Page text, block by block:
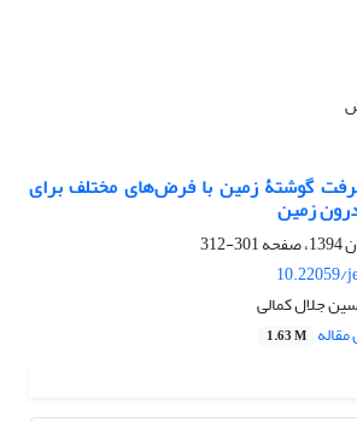
گوشتۀ زمین با فرض‌های مختلف برای
زمین
301-312
10.22059/
جلال کمالی
1.63 M